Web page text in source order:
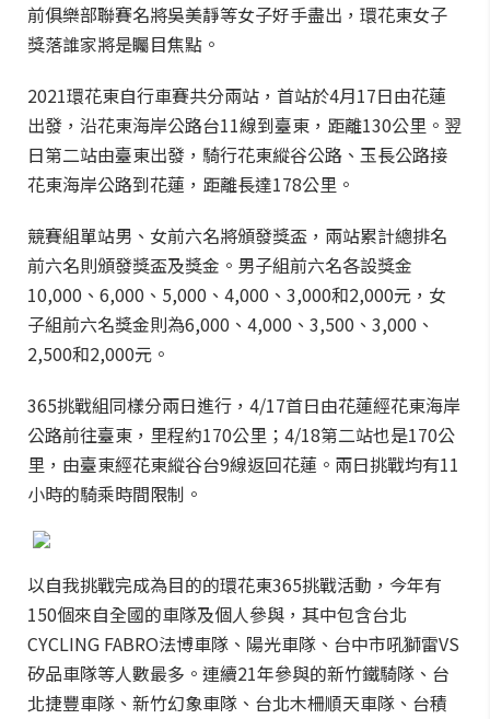
前俱樂部聯賽名將吳美靜等女子好手盡出，環花東女子
獎落誰家將是矚目焦點。
2021環花東自行車賽共分兩站，首站於4月17日由花蓮
出發，沿花東海岸公路台11線到臺東，距離130公里。翌
日第二站由臺東出發，騎行花東縱谷公路、玉長公路接
花東海岸公路到花蓮，距離長達178公里。
競賽組單站男、女前六名將頒發獎盃，兩站累計總排名
前六名則頒發獎盃及獎金。男子組前六名各設獎金
10,000、6,000、5,000、4,000、3,000和2,000元，女
子組前六名獎金則為6,000、4,000、3,500、3,000、
2,500和2,000元。
365挑戰組同樣分兩日進行，4/17首日由花蓮經花東海岸
公路前往臺東，里程約170公里；4/18第二站也是170公
里，由臺東經花東縱谷台9線返回花蓮。兩日挑戰均有11
小時的騎乘時間限制。
以自我挑戰完成為目的的環花東365挑戰活動，今年有
150個來自全國的車隊及個人參與，其中包含台北
CYCLING FABRO法博車隊、陽光車隊、台中市吼獅雷VS
矽品車隊等人數最多。連續21年參與的新竹鐵騎隊、台
北捷豐車隊、新竹幻象車隊、台北木柵順天車隊、台積